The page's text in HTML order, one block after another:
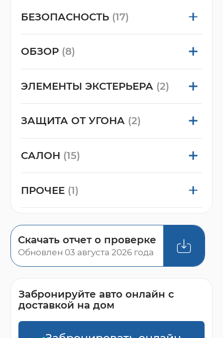
БЕЗОПАСНОСТЬ (17)
ОБЗОР (8)
ЭЛЕМЕНТЫ ЭКСТЕРЬЕРА (2)
ЗАЩИТА ОТ УГОНА (2)
САЛОН (15)
ПРОЧЕЕ (1)
Скачать отчет о проверке
Обновлен 03 августа 2026 года
Забронируйте авто онлайн с
доставкой на дом